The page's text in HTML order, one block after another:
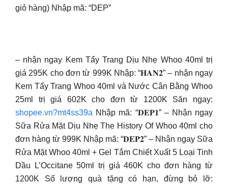
giỏ hàng) Nhập mã: “DEP”
– nhận ngay Kem Tẩy Trang Dịu Nhẹ Whoo 40ml trị
giá 295K cho đơn từ 999K Nhập: “𝐇𝐀𝐍𝟐” – nhận ngay
Kem Tẩy Trang Whoo 40ml và Nước Cân Bằng Whoo
25ml trị giá 602K cho đơn từ 1200K Săn ngay:
shopee.vn?mt4ss39a Nhập mã: “𝐃𝐄𝐏𝟏” – Nhận ngay
Sữa Rửa Mặt Dịu Nhẹ The History Of Whoo 40ml cho
đơn hàng từ 999K Nhập mã: “𝐃𝐄𝐏𝟐” – Nhận ngay Sữa
Rửa Mặt Whoo 40ml + Gel Tắm Chiết Xuất 5 Loại Tinh
Dầu L’Occitane 50ml trị giá 460K cho đơn hàng từ
1200K Số lượng quà tặng có hạn, đừng bỏ lỡ: